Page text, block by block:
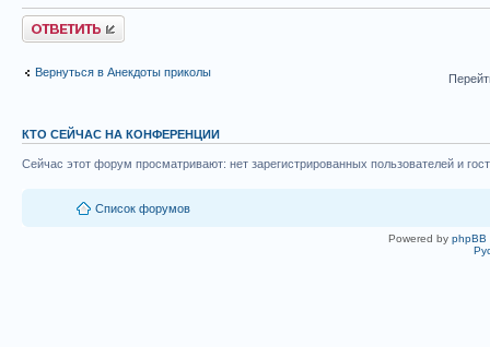
Ответить
Вернуться в Анекдоты приколы
КТО СЕЙЧАС НА КОНФЕРЕНЦИИ
Сейчас этот форум просматривают: нет зарегистрированных пользователей и
Список форумов
Powered by phpBB